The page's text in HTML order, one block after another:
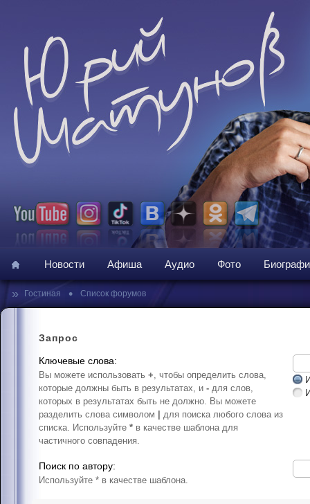
Новости Афиша Аудио Фото
» Гостиная • Список форумов
Запрос
Ключевые слова:
Вы можете использовать +, чтобы определить слова,
которые должны быть в результатах, и - для слов,
которых в результатах быть не должно. Вы можете
разделить слова символом
для поиска любого слова из
списка. Используйте * в качестве шаблона для
частичного совпадения.
Поиск по автору:
Используйте * в качестве шаблона.